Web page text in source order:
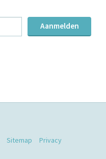
Aanmelden
Sitemap
Privacy